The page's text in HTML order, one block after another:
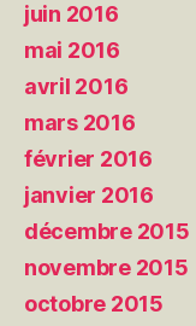
juin 2016
mai 2016
avril 2016
mars 2016
février 2016
janvier 2016
décembre 2015
novembre 2015
octobre 2015